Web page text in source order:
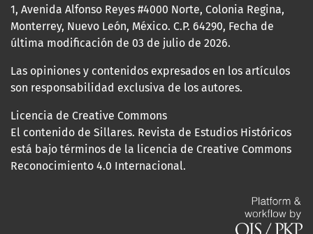
1, Avenida Alfonso Reyes #4000 Norte, Colonia Regina,
Monterrey, Nuevo León, México. C.P. 64290, Fecha de
última modificación de 03 de julio de 2026.
Las opiniones y contenidos expresados en los artículos
son responsabilidad exclusiva de los autores.
Licencia de Creative Commons
El contenido de Sillares. Revista de Estudios Históricos
está bajo términos de la licencia de Creative Commons
Reconocimiento 4.0 Internacional.